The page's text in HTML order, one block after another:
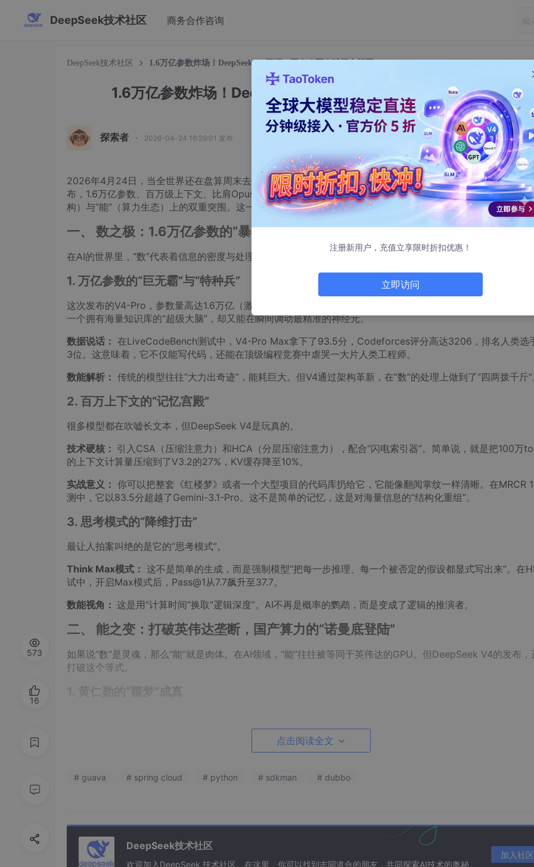
DeepSeek技术社区 商务合作咨询
DeepSeek技术社区 1.6万亿参数炸场！DeepSeek V4开源：正在改写全球算力版图
1.6万亿参数炸场！DeepSeek V4开源：正在改写全球算力版图
探索者 · 2026-04-24 16:29:01 发布
2026年4月24日，当全世界还在盘算周末去哪嗨时，DeepSeek扔下了一颗“数能核弹”。V4系列模型预览版正
布，1.6万亿参数、百万级上下文、比肩Opus 4.6的编程能力——这不仅是技术的迭代，更是中国AI在“数”（算
构）与“能”（算力生态）上的双重突围。这一次，我们不再只是追随者，而是规则的制定者。
一、 数之极：1.6万亿参数的“暴力美学”与“精细手术”
在AI的世界里，“数”代表着信息的密度与处理的精度。DeepSeek V4这次交出的答卷，是对“数”的极致掌控。
1. 万亿参数的“巨无霸”与“特种兵”
这次发布的V4-Pro，参数量高达1.6万亿（激活参数490亿），而V4-Flash也有2840亿参数。这是什么概念？
一个拥有海量知识库的“超级大脑”，却又能在瞬间调动最精准的神经元。
数据说话： 在LiveCodeBench测试中，V4-Pro Max拿下了93.5分，Codeforces评分高达3206，排名人类选
3位。这意味着，它不仅能写代码，还能在顶级编程竞赛中虐哭一大片人类工程师。
数能解析： 传统的模型往往“大力出奇迹”，能耗巨大。但V4通过架构革新，在“数”的处理上做到了“四两拨千斤”
2. 百万上下文的“记忆宫殿”
很多模型都在吹嘘长文本，但DeepSeek V4是玩真的。
技术硬核： 引入CSA（压缩注意力）和HCA（分层压缩注意力），配合“闪电索引器”。简单说，就是把100万
的上下文计算量压缩到了V3.2的27%，KV缓存降至10%。
实战意义： 你可以把整套《红楼梦》或者一个大型项目的代码库扔给它，它能像翻阅掌纹一样清晰。在MRCR
测中，它以83.5分超越了Gemini-3.1-Pro。这不是简单的记忆，这是对海量信息的“结构化重组”。
3. 思考模式的“降维打击”
最让人拍案叫绝的是它的“思考模式”。
Think Max模式： 这不是简单的生成，而是强制模型“把每一步推理、每一个被否定的假设都显式写出来”。在
试中，开启Max模式后，Pass@1从7.7飙升至37.7。
数能视角： 这是用“计算时间”换取“逻辑深度”。AI不再是概率的鹦鹉，而是变成了逻辑的推演者。
二、 能之变：打破英伟达垄断，国产算力的“诺曼底登陆”
如果说“数”是灵魂，那么“能”就是肉体。在AI领域，“能”往往被等同于英伟达的GPU。但DeepSeek V4的发布，
打破这个等式。
DeepSeek V4没有给英伟达或AMD“开小灶”，而是将早期访问权限独家开放给了国产芯片厂商（如昇
战略意义：
这意味着，顶级AI模型不再依赖特定的西方硬件。算法与国产芯片的深度适配，标志着中国AI完成了
去依附化： 过去，我们担心被“卡脖子”，是因为我们的“数”（模型）跑在别人的“能”（芯片）上。现在，
证明了国产算力也能承载万亿参数模型的推理。
点击阅读全文
# guava # spring cloud # python # sdkman # dubbo
DeepSeek技术社区
欢迎加入DeepSeek 技术社区。在这里，你可以找到志同道合的朋友，共同探索AI技术的奥秘。
加入社区
573
16
注册新用户，充值立享限时折扣优惠！
立即访问